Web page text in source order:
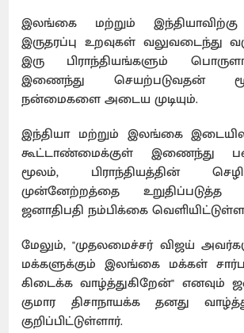
இலங்கை மற்றும்
இருதரப்பு உறவுகள் வலுவடைந்து
இரு பிராந்தியங்களும்
இணைந்து செயற்படுவதன்
நன்மைகளை அடைய முடியும்.
இந்தியா மற்றும் இலங்கை
கூட்டாண்மைக்குள் இணைந்து
மூலம், பிராந்தியத்தின்
முன்னேற்றத்தை உறுதிப்படுத்த
ஜனாதிபதி நம்பிக்கை
மேலும், "முதலமைச்சர் விஜய்
மக்களுக்கும் இலங்கை மக்கள்
கிடைக்க வாழ்த்துகிறேன்" எனவும்
குமார திசாநாயக்க தனது
குறிப்பிட்டுள்ளார்.